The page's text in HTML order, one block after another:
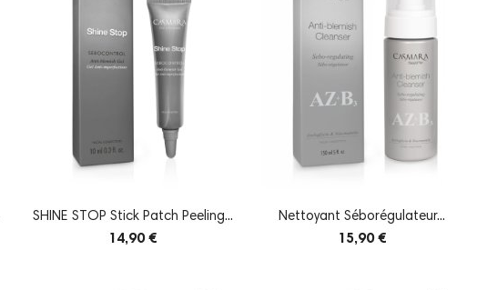
SHINE STOP Stick Patch Peeling...
14,90 €
Nettoyant Séborégulateur...
15,90 €